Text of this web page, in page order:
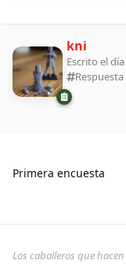
kni
Escrito el
Primera encuesta
Los caballeros que